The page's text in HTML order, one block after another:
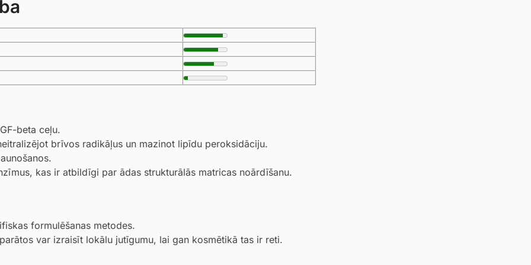
beta ceļu.
brīvos radikāļus un mazinot lipīdu peroksidāciju.
kas ir atbildīgi par ādas strukturālās matricas noārdīšanu.
formulēšanas metodes.
var izraisīt lokālu jutīgumu, lai gan kosmētikā tas ir reti.